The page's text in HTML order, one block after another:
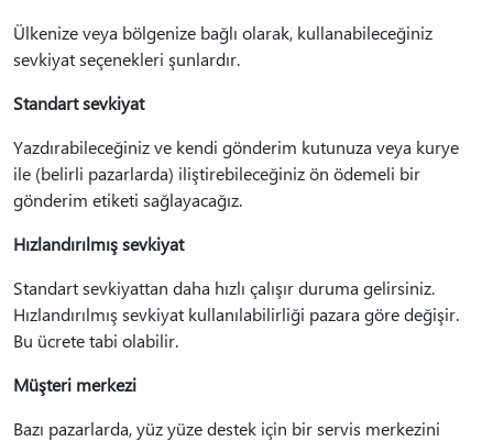
Ülkenize veya bölgenize bağlı olarak, kullanabileceğiniz
sevkiyat seçenekleri şunlardır.
Standart sevkiyat
Yazdırabileceğiniz ve kendi gönderim kutunuza veya kurye
ile (belirli pazarlarda) iliştirebileceğiniz ön ödemeli bir
gönderim etiketi sağlayacağız.
Hızlandırılmış sevkiyat
Standart sevkiyattan daha hızlı çalışır duruma gelirsiniz.
Hızlandırılmış sevkiyat kullanılabilirliği pazara göre değişir.
Bu ücrete tabi olabilir.
Müşteri merkezi
Bazı pazarlarda, yüz yüze destek için bir servis merkezini